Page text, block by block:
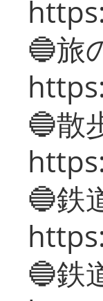
🔵旅
🔵散
🔵鉄
🔵鉄